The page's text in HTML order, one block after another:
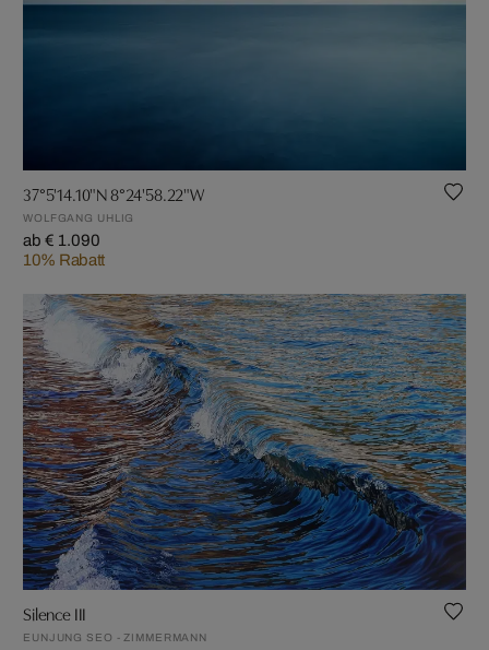
37°5'14.10"N 8°24'58.22"W
WOLFGANG UHLIG
ab € 1.090
10% Rabatt
Silence III
EUNJUNG SEO - ZIMMERMANN